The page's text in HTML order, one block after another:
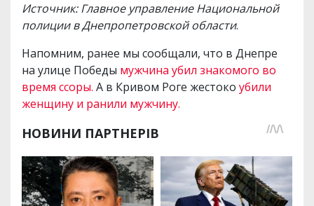
Источник: Главное управление Национальной
полиции в Днепропетровской области.
Напомним, ранее мы сообщали, что в Днепре
на улице Победы мужчина убил знакомого во
время ссоры. А в Кривом Роге жестоко убили
женщину и ранили мужчину.